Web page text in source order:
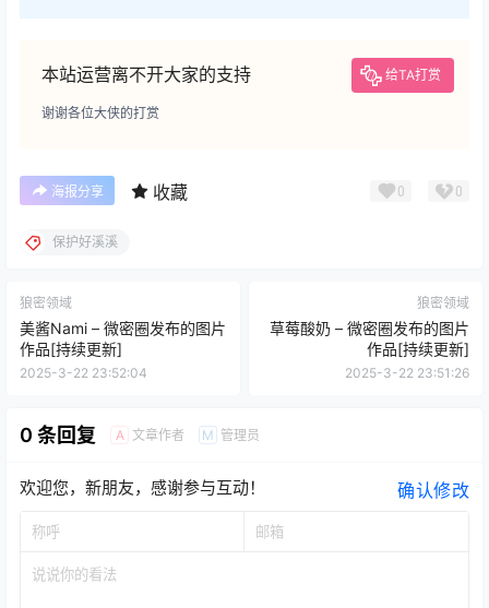
本站运营离不开大家的支持 给TA打赏
谢谢各位大侠的打赏
海报分享 收藏 0 0
保护好溪溪
狼密领域
美酱Nami – 微密圈发布的图片
作品[持续更新]
2025-3-22 23:52:04
狼密领域
草莓酸奶 – 微密圈发布的图片
作品[持续更新]
2025-3-22 23:51:26
0 条回复 A 文章作者 M 管理员
欢迎您，新朋友，感谢参与互动！ 确认修改